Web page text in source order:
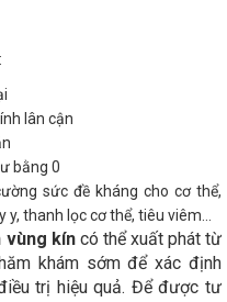
lân cận
bằng 0
sức đề kháng cho cơ thể,
thanh lọc cơ thể, tiêu viêm...
vùng kíncó thể xuất phát từ
khám sớm để xác định
trị hiệu quả. Để được tư